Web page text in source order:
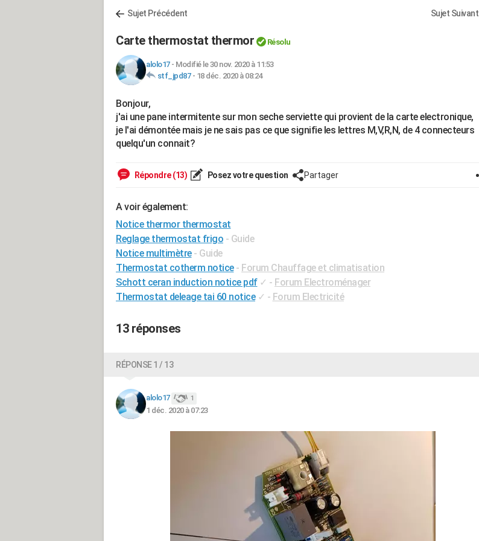
Sujet Précédent Sujet Suivant
Carte thermostat thermor Résolu
alolo17- Modifié le 30 nov. 2020 à 11:53
stf_jpd87- 18 déc. 2020 à 08:24
Bonjour,
j'ai une pane intermitente sur mon seche serviette qui provient de la carte electronique,
je l'ai démontée mais je ne sais pas ce que signifie les lettres M,V,R,N, de 4 connecteurs
quelqu'un connait?
Répondre (13) Posez votre question Partager
A voir également:
Notice thermor thermostat
Reglage thermostat frigo - Guide
Notice multimètre - Guide
Thermostat cotherm notice - Forum Chauffage et climatisation
Schott ceran induction notice pdf ✓ - Forum Electroménager
Thermostat deleage tai 60 notice ✓ - Forum Electricité
13 réponses
RÉPONSE 1 / 13
alolo17 1
1 déc. 2020 à 07:23